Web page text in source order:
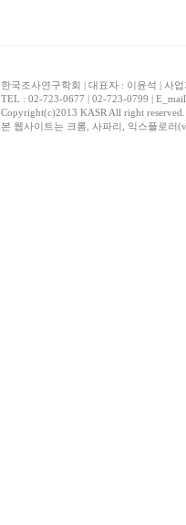
한국조사연구학회 | 대표자 : 이윤석 | 사
TEL : 02-723-0677 | 02-723-0799 | E_mail
Copyright(c)2013 KASR All right
본 웹사이트는 크롬, 사파리, 익스플로러